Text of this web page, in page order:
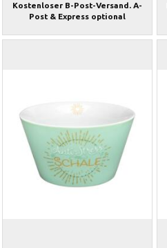
Kostenloser B-Post-Versand. A-
Post & Express optional